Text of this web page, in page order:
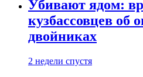
Убивают ядом:
кузбассовцев об
двойниках
2 недели спустя